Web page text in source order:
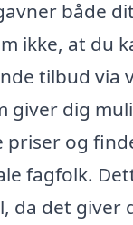
både
ikke, at du
tilbud via
giver dig
priser og
fagfolk.
da det giver